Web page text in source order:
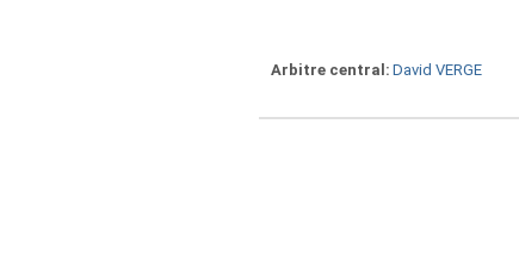
Arbitre central David VERGE